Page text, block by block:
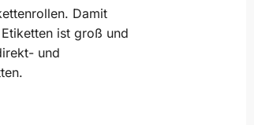
Damit
ist groß und
und